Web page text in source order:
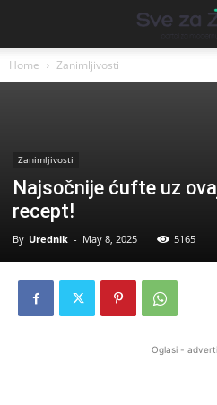
Home Zanimljivosti
Zanimljivosti
Najsočnije ćufte uz
recept!
By Urednik - May 8, 2025 5165
Oglasi -